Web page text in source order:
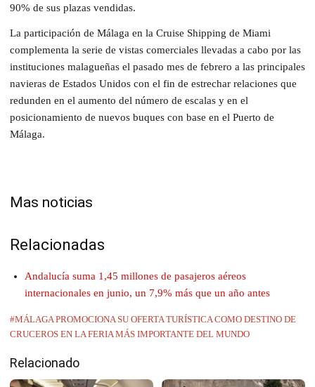
90% de sus plazas vendidas.
La participación de Málaga en la Cruise Shipping de Miami
complementa la serie de vistas comerciales llevadas a cabo por las
instituciones malagueñas el pasado mes de febrero a las principales
navieras de Estados Unidos con el fin de estrechar relaciones que
redunden en el aumento del número de escalas y en el
posicionamiento de nuevos buques con base en el Puerto de
Málaga.
Mas noticias
Relacionadas
Andalucía suma 1,45 millones de pasajeros aéreos
internacionales en junio, un 7,9% más que un año antes
#MÁLAGA PROMOCIONA SU OFERTA TURÍSTICA COMO DESTINO DE
CRUCEROS EN LA FERIA MÁS IMPORTANTE DEL MUNDO
Relacionado